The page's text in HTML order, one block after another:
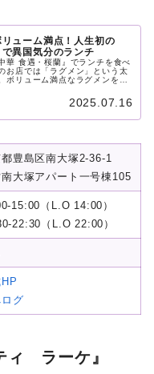
リューム満点！人生初の
で異国気分のランチ
華 食遇・桜蘭』でランチを食べ
お店では「ラグメン」という太
ボリューム満点なラグメンを食
方は、こちらの記事を参考にし
2025.07.16
豊島区南大塚2-36-1
大塚アパート一号棟105
15:00（L.O 14:00）
22:30（L.O 22:00）
グ
ィ ラーケ』